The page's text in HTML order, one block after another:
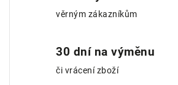
věrným zákazníkům
30 dní na výměnu
či vrácení zboží